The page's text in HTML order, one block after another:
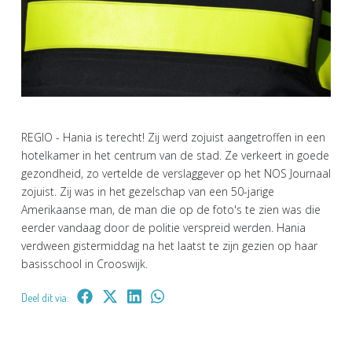
REGIO - Hania is terecht! Zij werd zojuist aangetroffen in een
hotelkamer in het centrum van de stad. Ze verkeert in goede
gezondheid, zo vertelde de verslaggever op het NOS Journaal
zojuist. Zij was in het gezelschap van een 50-jarige
Amerikaanse man, de man die op de foto's te zien was die
eerder vandaag door de politie verspreid werden. Hania
verdween gistermiddag na het laatst te zijn gezien op haar
basisschool in Crooswijk.
Deel dit via: